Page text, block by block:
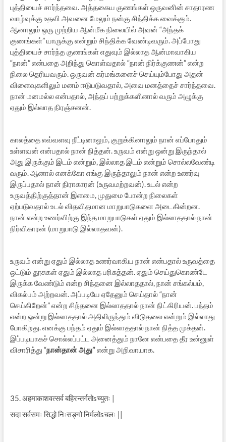
புத்தியைச் சார்ந்தவை. அத்தகைய குணங்கள் ஒருவனின் சாதாரண
வாழ்வுக்கு உதவி அவனை மேலும் நன்கு சிந்திக்க வைக்கும்.
ஆனாலும் ஒரு முற்றிய ஆன்மீக நிலையில் அவன் “அந்தக்
குணங்கள்” யாருக்கு என்றும் சிந்திக்க வேண்டிவரும். அப்போது
புத்தியைச் சார்ந்த குணங்கள் எதுவும் இல்லாத ஆன்மாவாகிய
“நான்” என்பதை அறிந்து கொள்வதால் “நான் நிர்க்குணன்” என்ற
நிலை தெரியவரும். ஒருவன் கர்மங்களைச் செய்யும்போது அதன்
விளைவுகளிலும் மனம் ஈடுபடுவதால், அவை மனத்தைச் சார்ந்தவை.
நான் மனமல்ல என்பதால், அந்தப் பற்றுக்களினால் வரும் அழுக்கு
ஏதும் இல்லாத நிரஞ்சனன்.
காலத்தை எவ்வளவு நீட்டினாலும், குறுக்கினாலும் நான் எப்போதும்
உள்ளவன் என்பதால் நான் நித்தன். உருவம் என்று ஒன்று இருந்தால்
அது இருக்கும் இடம் என்றும், இல்லாத இடம் என்றும் சொல்லவேண்டி
வரும். ஆனால் எனக்கோ எங்கு இருந்தாலும் நான் என்ற உணர்வு
இருப்பதால் நான் நிராகாரன் (உருவமற்றவன்). உடல் என்ற
உருவத்திற்குத்தான் இளமை, முதுமை போன்ற நிலைகள்
ஏற்படுவதால் உடல் விதவிதமான மாறுபாடுகளை அடைகின்றன.
நான் என்ற உணர்விற்கு இந்த மாறுபாடுகள் ஏதும் இல்லாததால் நான்
நிர்விகாரன் (மாறுபாடு இல்லாதவன்).
உருவம் என்று ஏதும் இல்லாத உணர்வாகிய நான் என்பதால் உருவத்தை
ஒட்டும் தூசுகள் ஏதும் இல்லாத பரிசுத்தன். ஏதும் செய்துகொண்டே
இருக்க வேண்டும் என்ற சிந்தனை இல்லாததால், நான் சங்கல்பம்,
விகல்பம் அற்றவன். அப்படியே ஏதேனும் செய்தால் “நான்
செய்கிறேன்” என்ற சிந்தனை இல்லாததால் நான் நிட்கிரியன். பந்தம்
என்ற ஒன்று இல்லாததால் அதிலிருந்தும் விடுதலை என்றும் இல்லாது
போகிறது. எனக்கு பந்தம் ஏதும் இல்லாததால் நான் நித்த முக்தன்.
இப்படியாகச் சொல்லப்பட்ட அனைத்தும் நானே என்பதை தீர உன்னுள்
விசாரித்து “நான்தான் அது”என்று அறிவாயாக.
35. अहमाकाशवत्सर्व बहिरन्तर्गतोsच्युतः |
सदा सर्वसमः सिद्धो निःसङ्गो निर्मलोsचलः ||